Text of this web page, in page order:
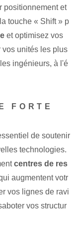
positionnement et
touche « Shift » p
et optimisez vos
vos unités les plus
ingénieurs, à l'é
FORTE
de soutenir
technologies.‍
centres de res
augmentent votr
vos lignes de ravi
vos structur